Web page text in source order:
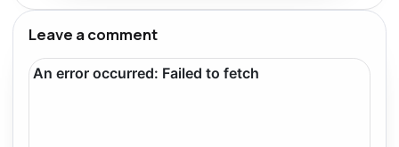
Leave a comment